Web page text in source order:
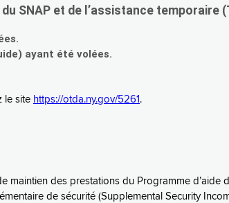
SNAP et de l’assistance temporaire
ayant été volées.
le site https://otda.ny.gov/5261 .
des prestations du Programme d’aide
de sécurité (Supplemental Security